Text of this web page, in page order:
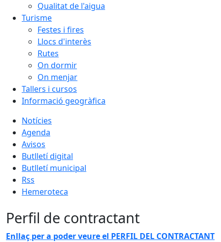
Qualitat de l'aigua
Turisme
Festes i fires
Llocs d'interès
Rutes
On dormir
On menjar
Tallers i cursos
Informació geogràfica
Notícies
Agenda
Avisos
Butlletí digital
Butlletí municipal
Rss
Hemeroteca
Perfil de contractant
Enllaç per a poder veure el PERFIL DEL CONTRACTANT